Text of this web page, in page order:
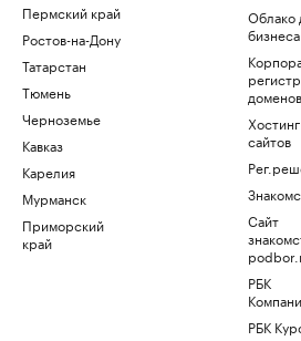
Пермский край
Ростов-на-Дону
Татарстан
Тюмень
Черноземье
Кавказ
Карелия
Мурманск
Приморский
край
Облако
бизнеса
доменов
Хостинг
сайтов
Сайт
РБК
РБК